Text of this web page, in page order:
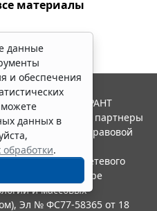
материалы
данные
и обеспечения
данных в
.
Система ГАРАНТ
"Гарант" и ее партнеры
ассоциации правовой
в качестве сетевого
по надзору в сфере
и массовых
Эл № ФС77-58365 от 18